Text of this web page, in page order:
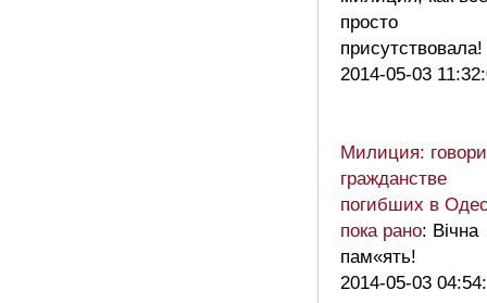
просто
присутствовала!
2014-05-03
Милиция:
гражданстве
погибших в
пока рано: Вічна
пам«ять!
2014-05-03